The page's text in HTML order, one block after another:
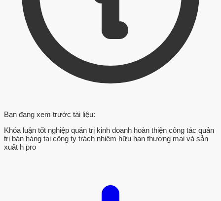
Bạn đang xem trước tài liệu:
Khóa luận tốt nghiệp quản trị kinh doanh hoàn thiện công tác quản
trị bán hàng tại công ty trách nhiệm hữu hạn thương mại và sản
xuất h pro